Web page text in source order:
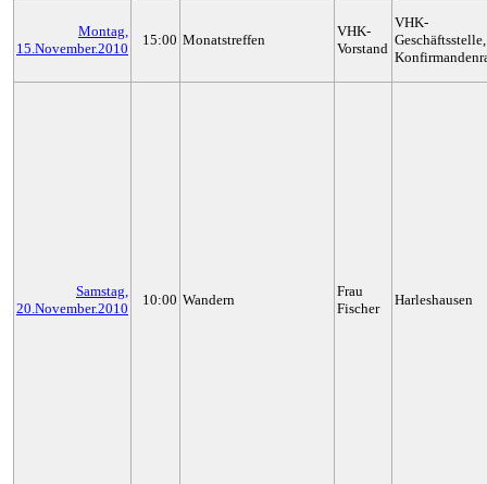
Montag,
15.November.2010
15:00 Monatstreffen
VHK-
Vorstand
VHK-
Geschäftsstelle,
Samstag,
20.November.2010
10:00 Wandern
Frau
Fischer
Harleshausen